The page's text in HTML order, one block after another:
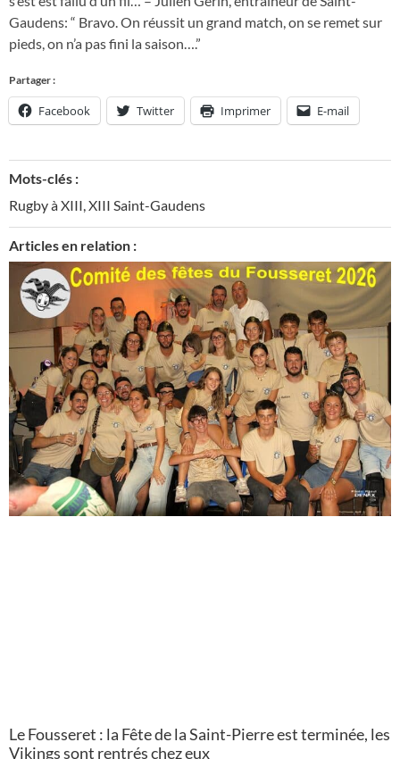
Gaudens: “ Bravo. On réussit un grand match, on se remet sur
pieds, on n’a pas fini la saison….”
Partager :
Facebook Twitter Imprimer E-mail
Mots-clés :
Rugby à XIII XIII Saint-Gaudens
Articles en relation :
Le Fousseret : la Fête de la Saint-Pierre est terminée, les
Vikings sont rentrés chez eux